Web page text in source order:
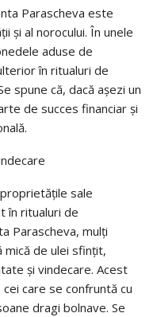
Parascheva este
și al norocului. În unele
aduse de
în ritualuri de
spune că, dacă așezi un
de succes financiar și
sale
în ritualuri de
Parascheva, mulți
mică de ulei sfințit,
și vindecare. Acest
care se confruntă cu
dragi bolnave. Se